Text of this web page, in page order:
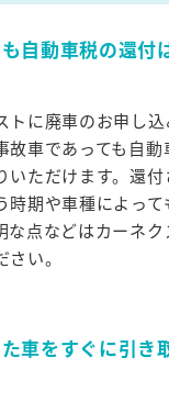
自動車税の還付
トに廃車のお申し
故車であっても自動
いただけます。還
時期や車種によっ
な点などはカーネ
い。
車をすぐに引き